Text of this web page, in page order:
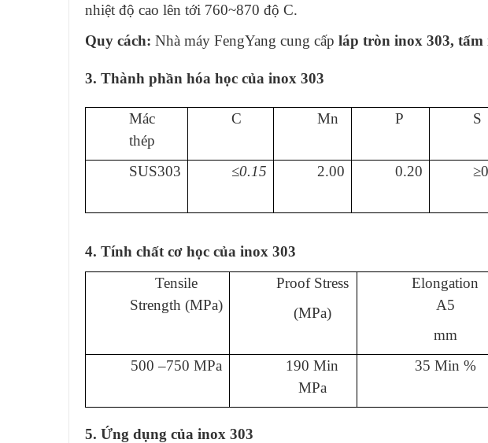
nhiệt độ cao lên tới 760~870 độ C.
Quy cách: Nhà máy FengYang cung cấp láp tròn inox 303, tấm
3. Thành phần hóa học của inox 303
Mác
thép
C Mn P S
SUS303 ≤0.15 2.00 0.20
4. Tính chất cơ học của inox 303
Tensile
Strength (MPa)
Proof Stress
(MPa)
Elongation
A5
mm
500 –750 MPa
190 Min
MPa
35 Min %
5. Ứng dụng của inox 303